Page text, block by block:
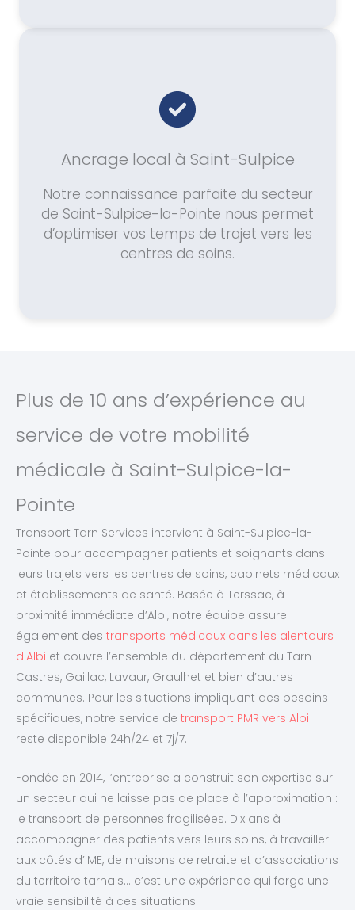
Ancrage local à Saint-Sulpice
Notre connaissance parfaite du secteur
de Saint-Sulpice-la-Pointe nous permet
d’optimiser vos temps de trajet vers les
centres de soins.
Plus de 10 ans d’expérience au
service de votre mobilité
médicale à Saint-Sulpice-la-
Pointe
Transport Tarn Services intervient à Saint-Sulpice-la-
Pointe pour accompagner patients et soignants dans
leurs trajets vers les centres de soins, cabinets médicaux
et établissements de santé. Basée à Terssac, à
proximité immédiate d’Albi, notre équipe assure
également des transports médicaux dans les alentours
d'Albi et couvre l’ensemble du département du Tarn —
Castres, Gaillac, Lavaur, Graulhet et bien d’autres
communes. Pour les situations impliquant des besoins
spécifiques, notre service de transport PMR vers Albi
reste disponible 24h/24 et 7j/7.
Fondée en 2014, l’entreprise a construit son expertise sur
un secteur qui ne laisse pas de place à l’approximation :
le transport de personnes fragilisées. Dix ans à
accompagner des patients vers leurs soins, à travailler
aux côtés d’IME, de maisons de retraite et d’associations
du territoire tarnais… c’est une expérience qui forge une
vraie sensibilité à ces situations.